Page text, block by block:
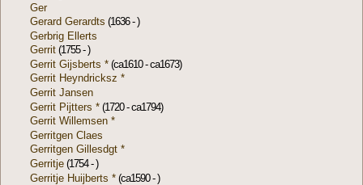
Ger
Gerard Gerardts (1636 - )
Gerbrig Ellerts
Gerrit (1755 - )
Gerrit Gijsberts * (ca1610 - ca1673)
Gerrit Heyndricksz *
Gerrit Jansen
Gerrit Pijtters * (1720 - ca1794)
Gerrit Willemsen *
Gerritgen Claes
Gerritgen Gillesdgt *
Gerritje (1754 - )
Gerritje Huijberts * (ca1590 - )